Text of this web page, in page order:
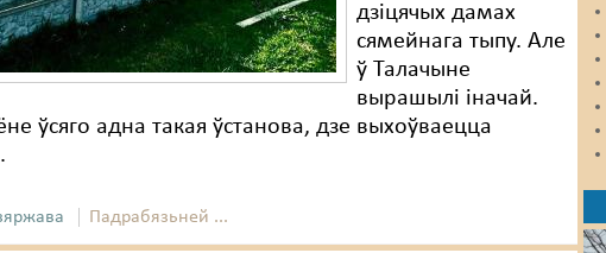
дзіцячых дамах
сямейнага тыпу. Але
ў Талачыне
вырашылі іначай.
ўсяго адна такая ўстанова, дзе выхоўваецца
Падрабязьней ...